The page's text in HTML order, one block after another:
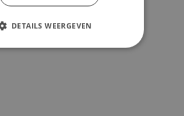
DETAILS WEERGEVEN